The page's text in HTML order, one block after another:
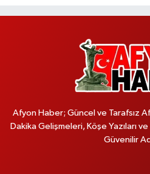
Afyon Haber; Güncel ve Tarafsız
Dakika Gelişmeleri, Köşe Yazıları
Güvenilir